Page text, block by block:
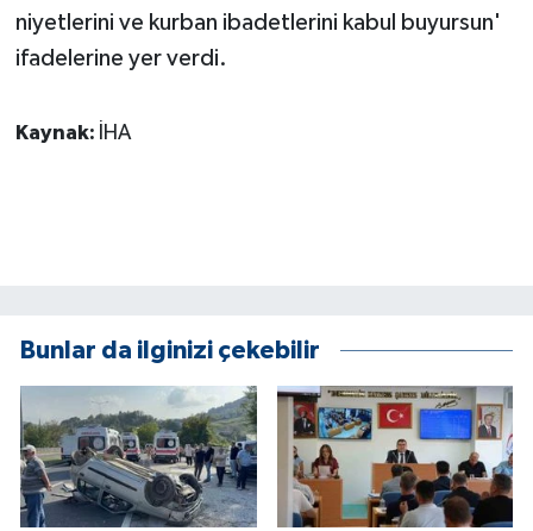
niyetlerini ve kurban ibadetlerini kabul buyursun'
ifadelerine yer verdi.
Kaynak: İHA
Bunlar da ilginizi çekebilir
Jandarma
KÜLTÜR SANAT
Sağlık
SİYASET
SPOR HABERLERİ